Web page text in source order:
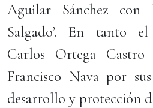
Aguilar Sánchez con
Salgado’. En tanto
Carlos Ortega
Francisco Nava por
desarrollo y protección